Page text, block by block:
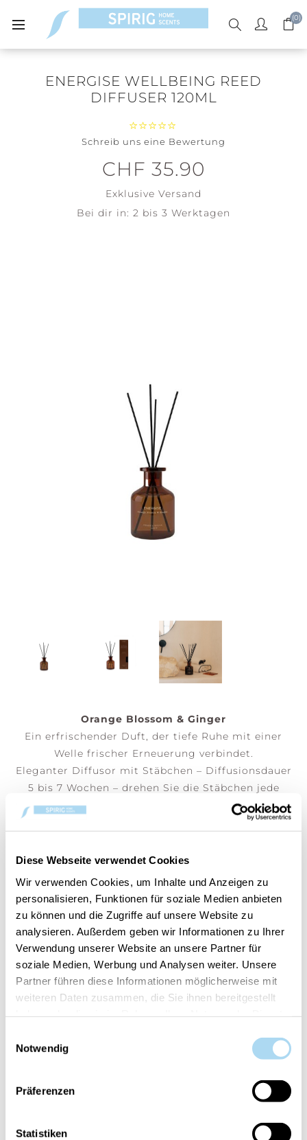
Diese Webseite verwendet Cookies
Wir verwenden Cookies, um Inhalte und Anzeigen zu
personalisieren, Funktionen für soziale Medien anbieten
zu können und die Zugriffe auf unsere Website zu
analysieren. Außerdem geben wir Informationen zu Ihrer
Verwendung unserer Website an unsere Partner für
soziale Medien, Werbung und Analysen weiter. Unsere
Partner führen diese Informationen möglicherweise mit
weiteren Daten zusammen, die Sie ihnen bereitgestellt
Notwendig
Präferenzen
Statistiken
(0)
ENERGISE WELLBEING REED
DIFFUSER 120ML
Schreib uns eine Bewertung
CHF 35.90
Exklusive Versand
Bei dir in: 2 bis 3 Werktagen
Orange Blossom & Ginger
Ein erfrischender Duft, der tiefe Ruhe mit einer
Welle frischer Erneuerung verbindet.
Eleganter Diffusor mit Stäbchen – Diffusionsdauer
5 bis 7 Wochen – drehen Sie die Stäbchen jede
Woche um, um den Duft zu intensivieren.
DEM WARENKORB HINZUFÜGEN
Artikelnummer: 10.00911.0137-1